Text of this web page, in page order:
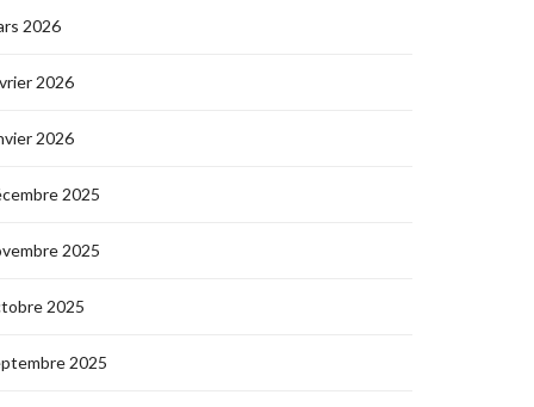
2026
2026
2026
2025
2025
2025
2025